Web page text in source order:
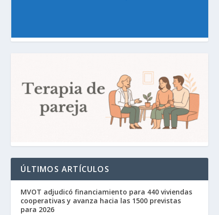
ÚLTIMOS ARTÍCULOS
MVOT adjudicó financiamiento para 440 viviendas
cooperativas y avanza hacia las 1500 previstas
para 2026